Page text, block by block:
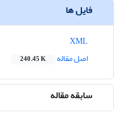
فایل ها
اصل مقاله
240.45 K
سابقه مقاله